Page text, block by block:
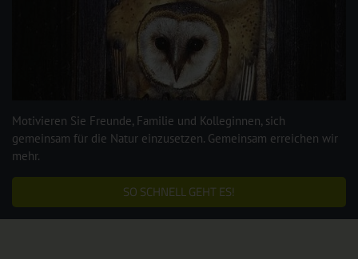
Motivieren Sie Freunde, Familie und Kolleginnen, sich
gemeinsam für die Natur einzusetzen. Gemeinsam erreichen wir
mehr.
SO SCHNELL GEHT ES!